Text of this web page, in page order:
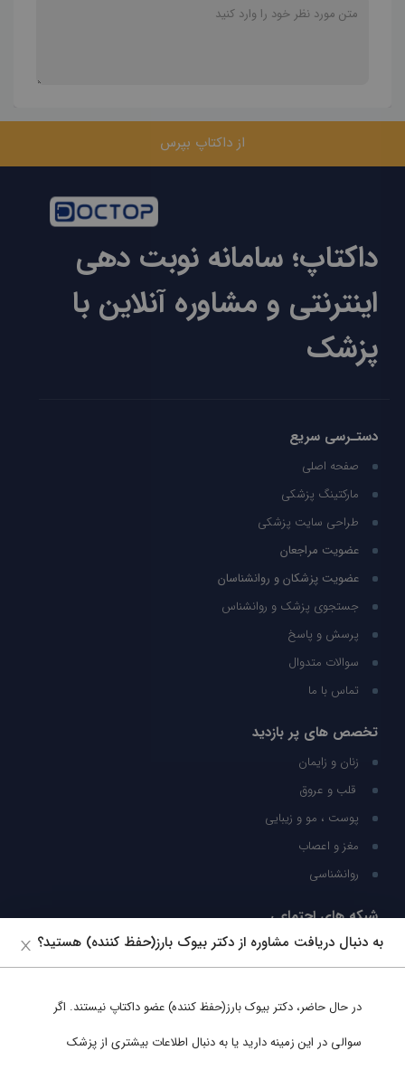
از داکتاپ بپرس
داکتاپ؛ سامانه نوبت دهی
اینترنتی و مشاوره آنلاین با
پزشک
دستـرسی سریع
صفحه اصلی
مارکتینگ پزشکی
طراحی سایت پزشکی
عضویت مراجعان
عضویت پزشکان و روانشناسان
جستجوی پزشک و روانشناس
پرسش و پاسخ
سوالات متدوال
تماس با ما
تخصص های پر بازدید
زنان و زایمان
قلب و عروق
پوست ، مو و زیبایی
مغز و اعصاب
روانشناسی
شبکه های اجتماعی
ما را در شبکه های اجتماعی دنبال کنید
به دنبال دریافت مشاوره از دکتر بیوک بارز(حفظ کننده) هستید؟
در حال حاضر، دکتر بیوک بارز(حفظ کننده)عضو داکتاپ نیستند. اگر
سوالی در این زمینه دارید یا به دنبال اطلاعات بیشتری از پزشک